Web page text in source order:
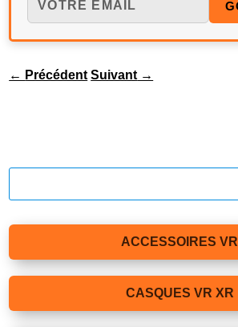
← Précédent Suivant →
ACCESSOIRES VR
CASQUES VR XR